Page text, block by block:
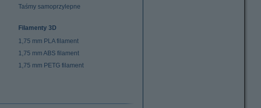
Taśmy samoprzylepne
Filamenty 3D
1,75 mm PLA filament
1,75 mm ABS filament
1,75 mm PETG filament